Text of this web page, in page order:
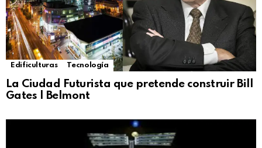
Edificulturas Tecnología
La Ciudad Futurista que pretende construir Bill
Gates | Belmont